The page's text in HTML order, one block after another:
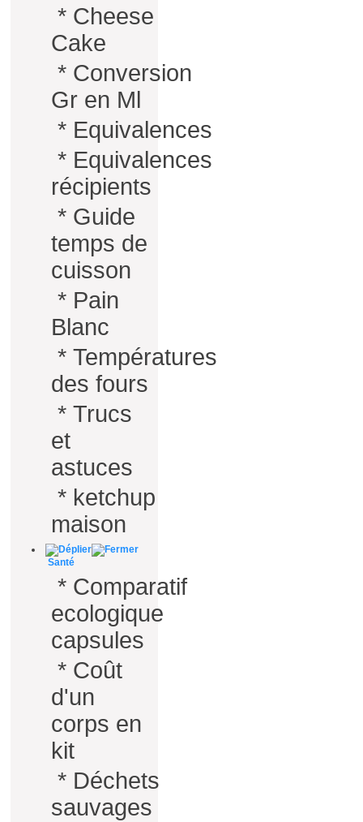
* Cheese
Cake
* Conversion
Gr en Ml
* Equivalences
* Equivalences
récipients
* Guide
temps de
cuisson
* Pain
Blanc
* Températures
des fours
* Trucs
et
astuces
* ketchup
maison
Santé
* Comparatif
ecologique
capsules
* Coût
d'un
corps en
kit
* Déchets
sauvages